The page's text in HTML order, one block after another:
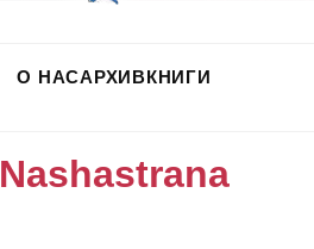
О НАСАРХИВКНИГИ
Nashastrana